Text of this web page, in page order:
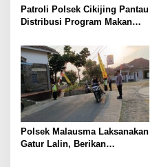
Patroli Polsek Cikijing Pantau
Distribusi Program Makan
Sindangpanji
Polsek Malausma Laksanakan
Gatur Lalin, Berikan